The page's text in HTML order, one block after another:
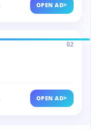
OPEN AD>
02
OPEN AD>